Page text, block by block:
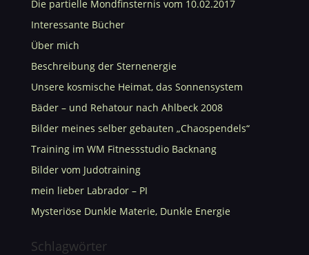
Die partielle Mondfinsternis vom 10.02.2017
Interessante Bücher
Über mich
Beschreibung der Sternenergie
Unsere kosmische Heimat, das Sonnensystem
Bäder – und Rehatour nach Ahlbeck 2008
Bilder meines selber gebauten „Chaospendels“
Training im WM Fitnessstudio Backnang
Bilder vom Judotraining
mein lieber Labrador – PI
Mysteriöse Dunkle Materie, Dunkle Energie
Schlagwörter